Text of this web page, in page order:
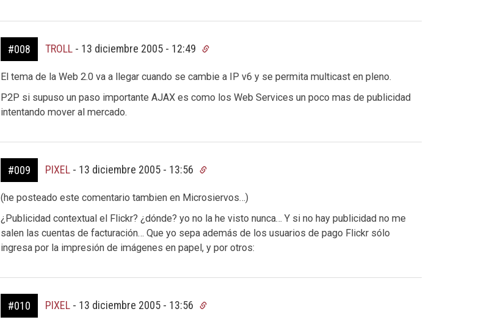
#008 TROLL- 13 diciembre 2005 - 12:49
El tema de la Web 2.0 va a llegar cuando se cambie a IP v6 y se permita multicast en pleno.
P2P si supuso un paso importante AJAX es como los Web Services un poco mas de publicidad
intentando mover al mercado.
#009 PIXEL- 13 diciembre 2005 - 13:56
(he posteado este comentario tambien en Microsiervos…)
¿Publicidad contextual el Flickr? ¿dónde? yo no la he visto nunca… Y si no hay publicidad no me
salen las cuentas de facturación… Que yo sepa además de los usuarios de pago Flickr sólo
ingresa por la impresión de imágenes en papel, y por otros:
#010 PIXEL- 13 diciembre 2005 - 13:56